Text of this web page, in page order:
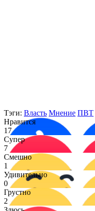
Тэги: Власть Мнение ПВТ
Нравится
17
Супер
7
Смешно
1
Удивительно
0
Грустно
2